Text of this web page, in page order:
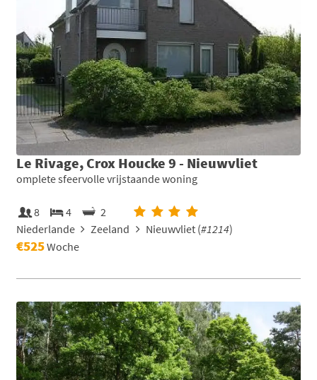
Le Rivage, Crox Houcke 9 - Nieuwvliet
omplete sfeervolle vrijstaande woning
8 4
2
Niederlande
Zeeland Nieuwvliet (#1214)
€525Woche